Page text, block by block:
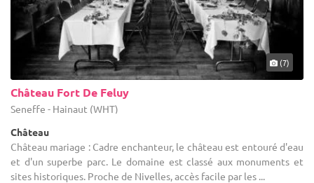
(7)
Château Fort De Feluy
Seneffe - Hainaut (WHT)
Château
Château mariage : Cadre enchanteur, le château est entouré d'eau
et d'un superbe parc. Le domaine est classé aux monuments et
sites historiques. Proche de Nivelles, accès facile par les ...